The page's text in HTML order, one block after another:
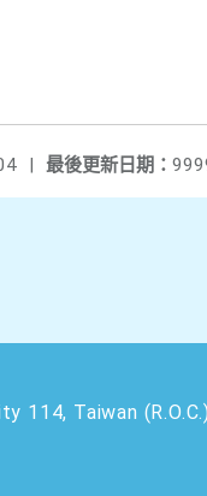
最後更新日期：
|
114, Taiwan (R.O.C.)